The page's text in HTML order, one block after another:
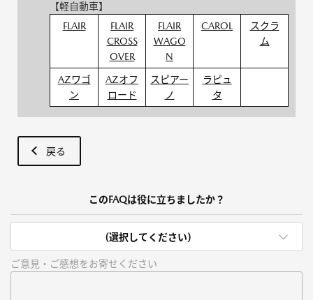
【軽自動車】
FLAIR
FLAIR
CROSS
OVER
FLAIR
WAGO
N
CAROL
スクラ
ム
AZワゴ
ン
AZオフ
ロード
スピアー
ノ
ラピュ
タ
戻る
このFAQは役に立ちましたか？
(選択してください)
ご意見・ご感想をお寄せください